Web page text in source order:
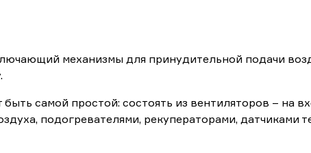
механизмы для принудительной подачи
самой простой: состоять из вентиляторов – на
подогревателями, рекуператорами, датчиками